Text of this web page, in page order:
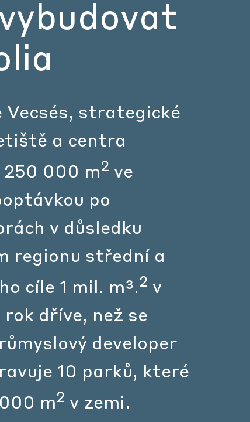
Vecsés, strategické
a centra
000 m2 ve
po
v důsledku
regionu střední a
cíle 1 mil. m³.2 v
dříve, než se
developer
10 parků, které
m2 v zemi.